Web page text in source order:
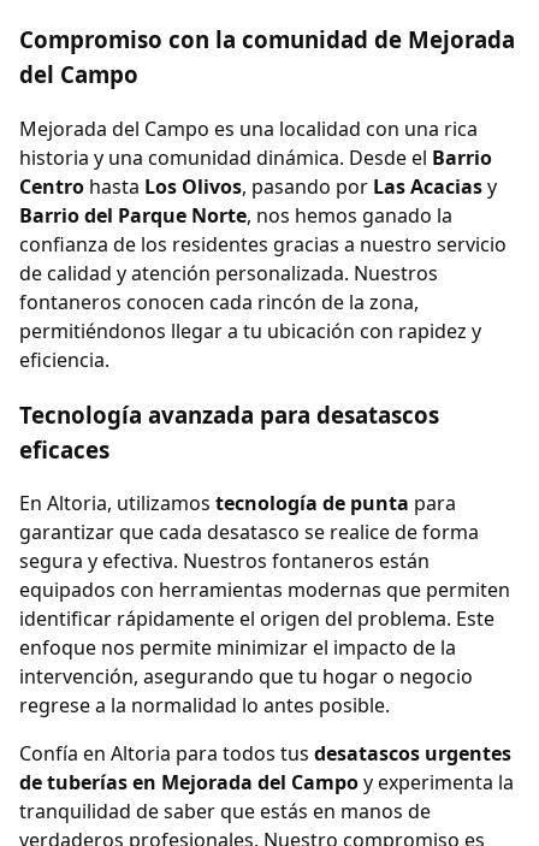
Compromiso con la comunidad de Mejorada
del Campo
Mejorada del Campo es una localidad con una rica
historia y una comunidad dinámica. Desde el Barrio
Centro hasta Los Olivos, pasando por Las Acaciasy
Barrio del Parque Norte, nos hemos ganado la
confianza de los residentes gracias a nuestro servicio
de calidad y atención personalizada. Nuestros
fontaneros conocen cada rincón de la zona,
permitiéndonos llegar a tu ubicación con rapidez y
eficiencia.
Tecnología avanzada para desatascos
eficaces
En Altoria, utilizamos tecnología de punta para
garantizar que cada desatasco se realice de forma
segura y efectiva. Nuestros fontaneros están
equipados con herramientas modernas que permiten
identificar rápidamente el origen del problema. Este
enfoque nos permite minimizar el impacto de la
intervención, asegurando que tu hogar o negocio
regrese a la normalidad lo antes posible.
Confía en Altoria para todos tus desatascos urgentes
de tuberías en Mejorada del Campoy experimenta la
tranquilidad de saber que estás en manos de
verdaderos profesionales. Nuestro compromiso es